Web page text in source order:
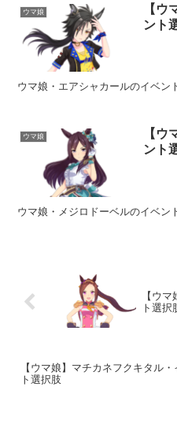
ウマ娘
【ウ
ント
ウマ娘・エアシャカールのイベン
ウマ娘
【ウ
ント
ウマ娘・メジロドーベルのイベン
【ウ
ト選択
【ウマ娘】マチカネフクキタル・
ト選択肢